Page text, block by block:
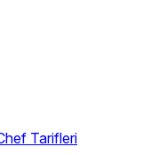
Tarifleri